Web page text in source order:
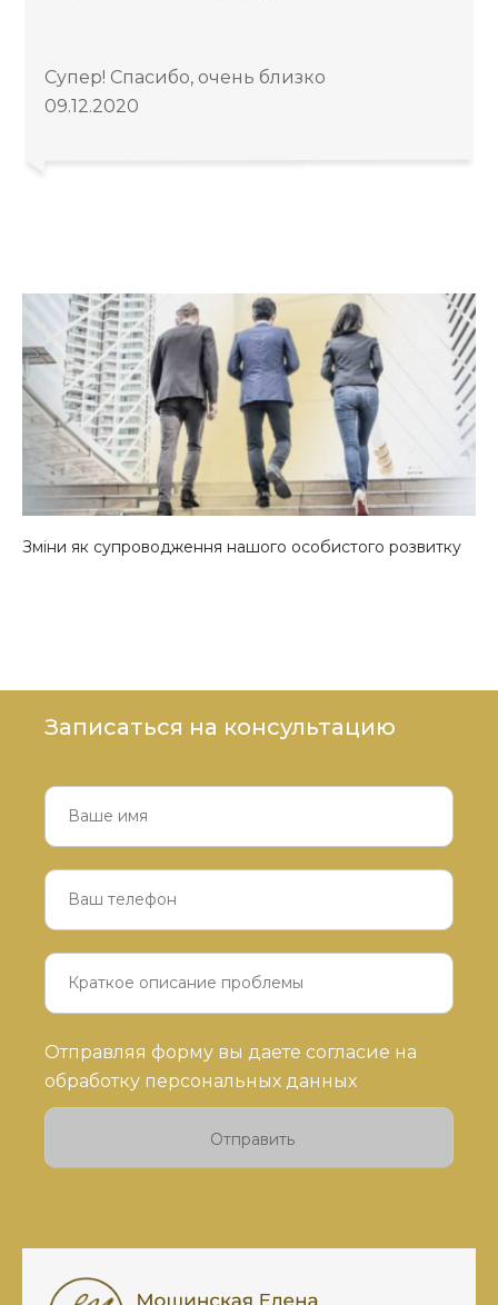
Супер! Спасибо, очень близко
09.12.2020
Зміни як супроводження нашого особистого розвитку
Записаться на консультацию
Оставьте
это
поле
Отправляя форму вы даете согласие на
обработку персональных данных